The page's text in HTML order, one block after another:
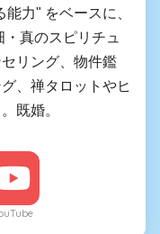
力" をベースに、
真のスピリチュ
リング、物件鑑
、禅タロットやヒ
既婚。